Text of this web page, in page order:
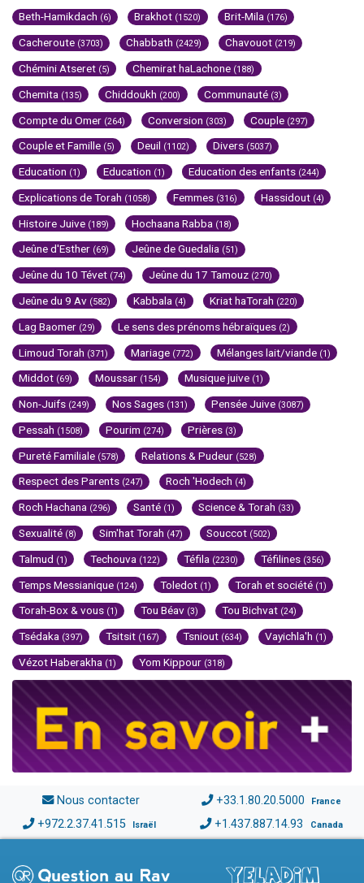
Beth-Hamikdach (6) Brakhot (1520) Brit-Mila (176)
Cacheroute (3703) Chabbath (2429) Chavouot (219)
Chémini Atseret (5) Chemirat haLachone (188)
Chemita (135) Chiddoukh (200) Communauté (3)
Compte du Omer (264) Conversion (303) Couple (297)
Couple et Famille (5) Deuil (1102) Divers (5037)
Education (1) Education (1) Education des enfants (244)
Explications de Torah (1058) Femmes (316) Hassidout (4)
Histoire Juive (189) Hochaana Rabba (18)
Jeûne d'Esther (69) Jeûne de Guedalia (51)
Jeûne du 10 Tévet (74) Jeûne du 17 Tamouz (270)
Jeûne du 9 Av (582) Kabbala (4) Kriat haTorah (220)
Lag Baomer (29) Le sens des prénoms hébraïques (2)
Limoud Torah (371) Mariage (772) Mélanges lait/viande (1)
Middot (69) Moussar (154) Musique juive (1)
Non-Juifs (249) Nos Sages (131) Pensée Juive (3087)
Pessah (1508) Pourim (274) Prières (3)
Pureté Familiale (578) Relations & Pudeur (528)
Respect des Parents (247) Roch 'Hodech (4)
Roch Hachana (296) Santé (1) Science & Torah (33)
Sexualité (8) Sim'hat Torah (47) Souccot (502)
Talmud (1) Techouva (122) Téfila (2230) Téfilines (356)
Temps Messianique (124) Toledot (1) Torah et société (1)
Torah-Box & vous (1) Tou Béav (3) Tou Bichvat (24)
Tsédaka (397) Tsitsit (167) Tsniout (634) Vayichla'h (1)
Vézot Haberakha (1) Yom Kippour (318)
Nous contacter +33.1.80.20.5000 France
+972.2.37.41.515 Israël +1.437.887.14.93 Canada